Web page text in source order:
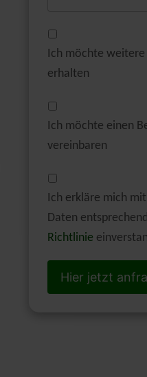
Ich möchte
erhalten
Ich möchte einen
vereinbaren
Ich erkläre mich
Daten
Richtlinie
Hier jetzt